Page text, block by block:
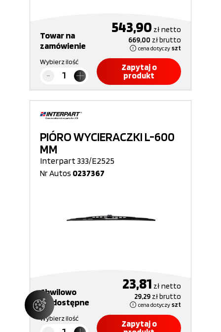
Towar na
zamówienie
543,90 złnetto
669,00 złbrutto
cena dotyczy szt
Wybierz ilość
Zapytaj o
produkt
PIÓRO WYCIERACZKI L-600
MM
Interpart 333/E2525
Nr Autos 0237367
Chwilowo
niedostępne
23,81 złnetto
29,29 złbrutto
cena dotyczy szt
Wybierz ilość
Zapytaj o